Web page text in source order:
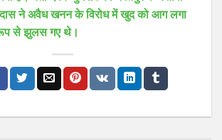
ने अवैध खनन के विरोध में खुद को आग लगा
से झुलस गए थे।